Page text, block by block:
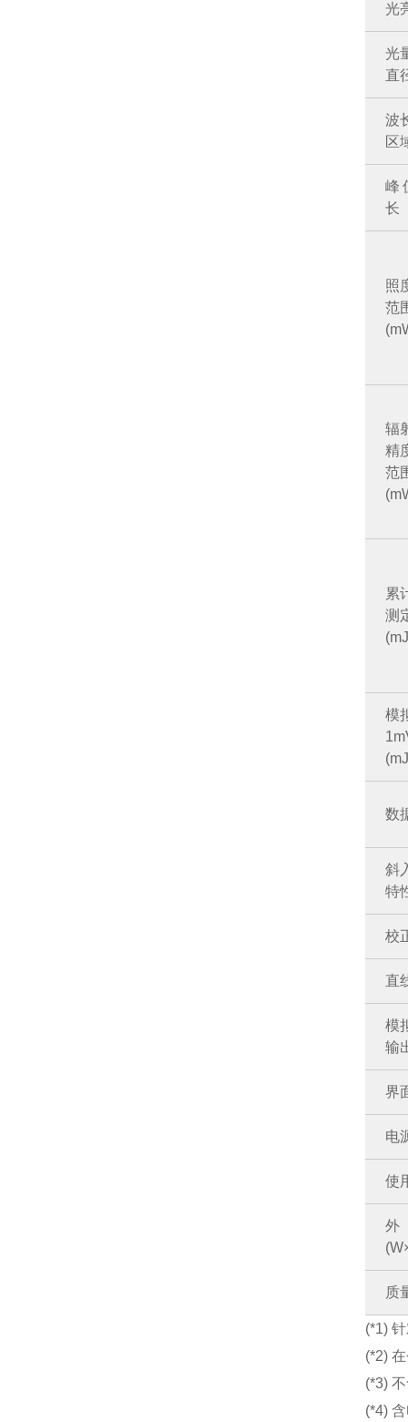
光
光
直
波
区
峰
长
照
范
辐
精
范
累
测
模
数
斜
特
校
直
模
输
界
电
使
质
(*1)
(*2)
(*3)
(*4)